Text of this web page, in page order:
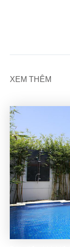
XEM THÊM